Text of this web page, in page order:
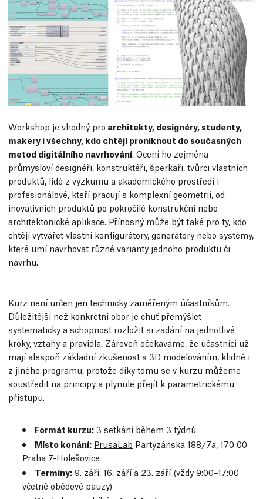
Workshop je vhodný pro architekty, designéry, studenty,
makery i všechny, kdo chtějí proniknout do současných
metod digitálního navrhování . Ocení ho zejména
průmysloví designéři, konstruktéři, šperkaři, tvůrci vlastních
produktů, lidé z výzkumu a akademického prostředí i
profesionálové, kteří pracují s komplexní geometrií, od
inovativních produktů po pokročilé konstrukční nebo
architektonické aplikace. Přínosný může být také pro ty, kdo
chtějí vytvářet vlastní konfigurátory, generátory nebo systémy,
které umí navrhovat různé varianty jednoho produktu či
návrhu.
Kurz není určen jen technicky zaměřeným účastníkům.
Důležitější než konkrétní obor je chuť přemýšlet
systematicky a schopnost rozložit si zadání na jednotlivé
kroky, vztahy a pravidla. Zároveň očekáváme, že účastníci už
mají alespoň základní zkušenost s 3D modelováním, klidně i
z jiného programu, protože díky tomu se v kurzu můžeme
soustředit na principy a plynule přejít k parametrickému
přístupu.
Formát kurzu: 3 setkání během 3 týdnů
Místo konání: PrusaLab Partyzánská 188/7a, 170 00
Praha 7-Holešovice
Termíny: 9. září, 16. září a 23. září (vždy 9:00–17:00
včetně obědové pauzy)